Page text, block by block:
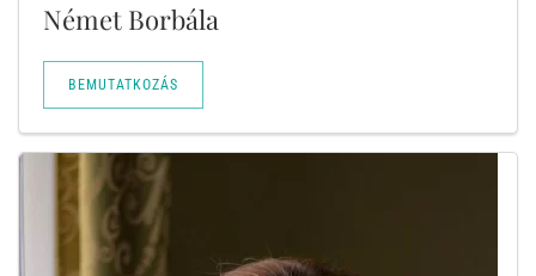
Német Borbála
BEMUTATKOZÁS